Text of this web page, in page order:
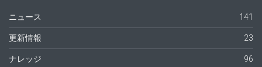
ニュース 141
更新情報 23
ナレッジ 96